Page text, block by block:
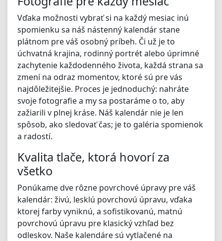
Vďaka možnosti vybrať si na každý mesiac inú
spomienku sa náš nástenný kalendár stane
plátnom pre váš osobný príbeh. Či už je to
úchvatná krajina, rodinný portrét alebo úprimné
zachytenie každodenného života, každá strana sa
zmení na odraz momentov, ktoré sú pre vás
najdôležitejšie. Proces je jednoduchý: nahráte
svoje fotografie a my sa postaráme o to, aby
zažiarili v plnej kráse. Náš kalendár nie je len
spôsob, ako sledovať čas; je to galéria spomienok
a radostí.
Kvalita tlače, ktorá hovorí za
všetko
Ponúkame dve rôzne povrchové úpravy pre váš
kalendár: živú, lesklú povrchovú úpravu, vďaka
ktorej farby vyniknú, a sofistikovanú, matnú
povrchovú úpravu pre klasický vzhľad bez
odleskov. Naše kalendáre sú vytlačené na